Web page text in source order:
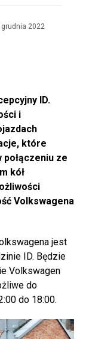
grudnia 2022
ID.
i
które
połączeniu ze
kół
Volkswagena
jest
ID. Będzie
Volkswagen
do
do 18:00.